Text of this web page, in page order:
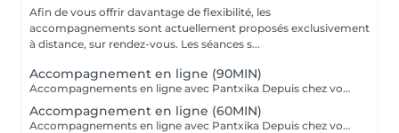
Afin de vous offrir davantage de flexibilité, les
accompagnements sont actuellement proposés exclusivement
à distance, sur rendez-vous. Les séances s...
Accompagnement en ligne (90MIN)
Accompagnements en ligne avec Pantxika Depuis chez vous, bénéficiez d'un accompagnement sur-mesure pour retrouver équilibre et sérénité. Chaque séance commence par une anamnèse pour comprendre votre parcours, vos besoins et vos attentes. Parce que chaque personne est unique, l'accompagnement est entièrement personnalisé. EFT (Emotional Freedom Techniques) : Libérez-vous des blocages émotionnels, du stress et des croyances limitantes grâce à cette technique de libération des émotions. IEP (Intention-Based Energy Process - Steve Wells) : Une approche puissante pour travailler sur vos résistances inconscientes et renforcer votre résilience. Reiki : Recevez une harmonisation énergétique à distance pour apaiser le corps et l'esprit. Réflexologie palmaire : Stimulez les points réflexes des mains pour favoriser le bien-être général. Comment ça marche ? Prenez rendez-vous en ligne. Recevez un lien Zoom après votre réservation. Connectez-vous à l'heure convenue pour votre séance. Où que vous soyez, je vous accompagne avec bienveillance et efficacité. Réservez votre séance dès maintenant Pantxika
Accompagnement en ligne (60MIN)
Accompagnements en ligne avec Pantxika Depuis chez vous, bénéficiez d'un accompagnement sur-mesure pour retrouver équilibre et sérénité. Chaque séance commence par une anamnèse pour comprendre votre parcours, vos besoins et vos attentes. Parce que chaque personne est unique, l'accompagnement est entièrement personnalisé. EFT (Emotional Freedom Techniques) : Libérez-vous des blocages émotionnels, du stress et des croyances limitantes grâce à cette technique de libération des émotions. IEP (Intention-Based Energy Process - Steve Wells) : Une approche puissante pour travailler sur vos résistances inconscientes et renforcer votre résilience. Reiki : Recevez une harmonisation énergétique à distance pour apaiser le corps et l'esprit. Réflexologie palmaire : Stimulez les points réflexes des mains pour favoriser le bien-être général. Comment ça marche ? Prenez rendez-vous en ligne. Recevez un lien Zoom après votre réservation. Connectez-vous à l'heure convenue pour votre séance. Où que vous soyez, je vous accompagne avec bienveillance et efficacité. Réservez votre séance dès maintenant Pantxika